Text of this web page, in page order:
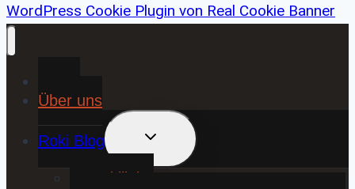
WordPress Cookie Plugin von Real Cookie Banner
Über uns
Roki Blog
UNTERMENÜ
UMSCHALTEN
❤️ Rokiliebe